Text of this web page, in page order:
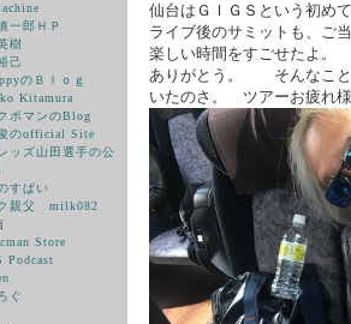
一郎ＨＰ
樹
己
のＢｌｏｇ
Kitamura
ボマンのBlog
のofficial Site
ッズ山田選手の公
すぱい
親父 milk082
Store
Podcast
ぐ
仙台はＧＩＧＳという初め
ライブ後のサミットも、ご
楽しい時間をすごせたよ。
ありがとう。 そんなこと
いたのさ。 ツアーお疲れ